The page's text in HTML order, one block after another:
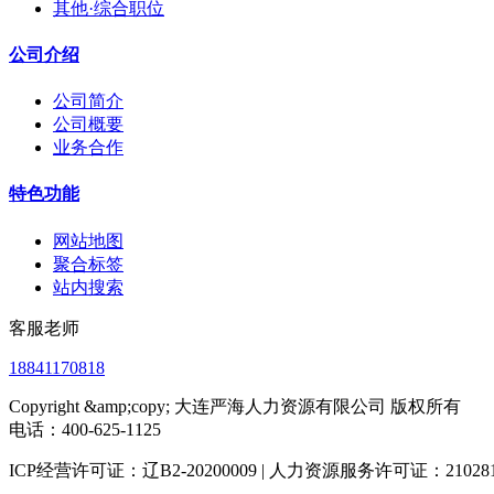
其他·综合职位
公司介绍
公司简介
公司概要
业务合作
特色功能
网站地图
聚合标签
站内搜索
客服老师
18841170818
Copyright &amp;copy; 大连严海人力资源有限公司 版权所有
电话：400-625-1125
ICP经营许可证：辽B2-20200009 | 人力资源服务许可证：